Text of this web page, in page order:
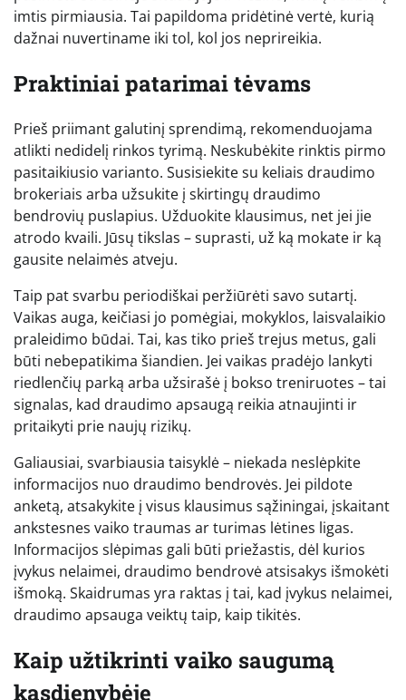
imtis pirmiausia. Tai papildoma pridėtinė vertė, kurią
dažnai nuvertiname iki tol, kol jos neprireikia.
Praktiniai patarimai tėvams
Prieš priimant galutinį sprendimą, rekomenduojama
atlikti nedidelį rinkos tyrimą. Neskubėkite rinktis pirmo
pasitaikiusio varianto. Susisiekite su keliais draudimo
brokeriais arba užsukite į skirtingų draudimo
bendrovių puslapius. Užduokite klausimus, net jei jie
atrodo kvaili. Jūsų tikslas – suprasti, už ką mokate ir ką
gausite nelaimės atveju.
Taip pat svarbu periodiškai peržiūrėti savo sutartį.
Vaikas auga, keičiasi jo pomėgiai, mokyklos, laisvalaikio
praleidimo būdai. Tai, kas tiko prieš trejus metus, gali
būti nebepatikima šiandien. Jei vaikas pradėjo lankyti
riedlenčių parką arba užsirašė į bokso treniruotes – tai
signalas, kad draudimo apsaugą reikia atnaujinti ir
pritaikyti prie naujų rizikų.
Galiausiai, svarbiausia taisyklė – niekada neslėpkite
informacijos nuo draudimo bendrovės. Jei pildote
anketą, atsakykite į visus klausimus sąžiningai, įskaitant
ankstesnes vaiko traumas ar turimas lėtines ligas.
Informacijos slėpimas gali būti priežastis, dėl kurios
įvykus nelaimei, draudimo bendrovė atsisakys išmokėti
išmoką. Skaidrumas yra raktas į tai, kad įvykus nelaimei,
draudimo apsauga veiktų taip, kaip tikitės.
Kaip užtikrinti vaiko saugumą
kasdienybėje